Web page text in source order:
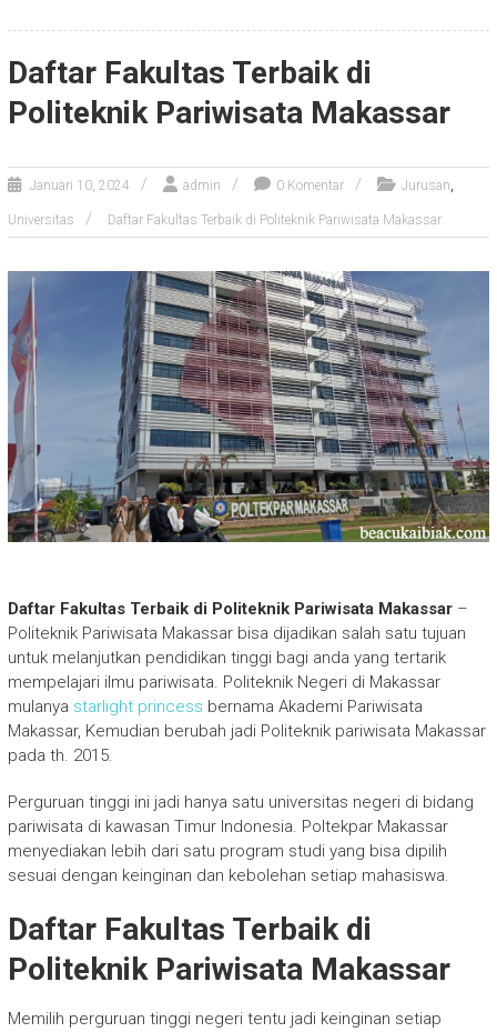
Daftar Fakultas Terbaik di
Politeknik Pariwisata Makassar
Januari 10, 2024 admin 0 Komentar Jurusan,
Universitas Daftar Fakultas Terbaik di Politeknik Pariwisata Makassar
Daftar Fakultas Terbaik di Politeknik Pariwisata Makassar–
Politeknik Pariwisata Makassar bisa dijadikan salah satu tujuan
untuk melanjutkan pendidikan tinggi bagi anda yang tertarik
mempelajari ilmu pariwisata. Politeknik Negeri di Makassar
mulanya starlight princess bernama Akademi Pariwisata
Makassar, Kemudian berubah jadi Politeknik pariwisata Makassar
pada th. 2015.
Perguruan tinggi ini jadi hanya satu universitas negeri di bidang
pariwisata di kawasan Timur Indonesia. Poltekpar Makassar
menyediakan lebih dari satu program studi yang bisa dipilih
sesuai dengan keinginan dan kebolehan setiap mahasiswa.
Daftar Fakultas Terbaik di
Politeknik Pariwisata Makassar
Memilih perguruan tinggi negeri tentu jadi keinginan setiap